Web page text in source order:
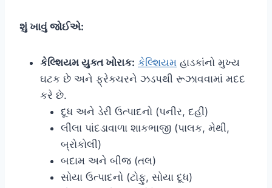
શું ખાવું જોઈએ:
કેલ્શિયમ યુક્ત ખોરાક: કેલ્શિયમ હાડકાંનો મુખ્ય
ઘટક છે અને ફ્રેક્ચરને ઝડપથી રૂઝાવવામાં મદદ
કરે છે.
દૂધ અને ડેરી ઉત્પાદનો (પનીર, દહીં)
લીલા પાંદડાવાળા શાકભાજી (પાલક, મેથી,
બ્રોકોલી)
બદામ અને બીજ (તલ)
સોયા ઉત્પાદનો (ટોફુ, સોયા દૂધ)